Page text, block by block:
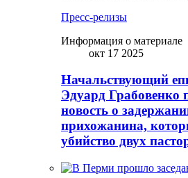
Пресс-релизы
Информация о материале
окт 17 2025
Начальствующий
Эдуард Грабовенко
новость о
прихожанина,
убийство двух